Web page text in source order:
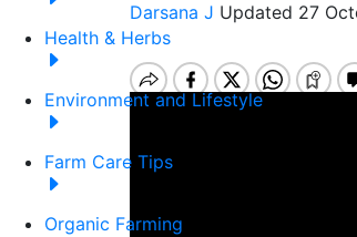
Health & Herbs
Environment and Lifestyle
Farm Care Tips
Organic Farming
Darsana J Updated 27